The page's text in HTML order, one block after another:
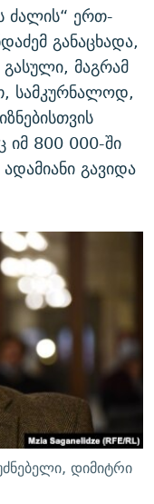
ძალის“ ერთ-
განაცხადა,
მაგრამ
სამკურნალოდ,
იმ 800 000-ში
გავიდა
დიმიტრი